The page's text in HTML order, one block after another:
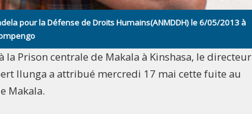
pour la Défense de Droits Humains(ANMDDH) le 6/05/2013 à
Prison centrale de Makala à Kinshasa, le directeur
Ilunga a attribué mercredi 17 mai cette fuite au
Makala.